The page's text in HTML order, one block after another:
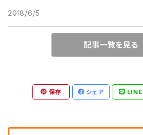
2018/6/5
記事一覧を見る
保存 シェア LINE